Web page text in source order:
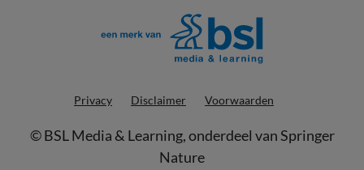
Privacy Disclaimer Voorwaarden
©BSL Media & Learning, onderdeel vanSpringer
Nature